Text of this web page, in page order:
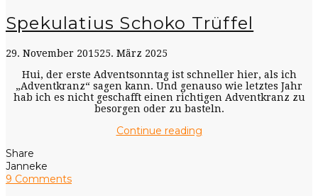
Spekulatius Schoko Trüffel
29. November 201525. März 2025
Hui, der erste Adventsonntag ist schneller hier, als ich
„Adventkranz“ sagen kann. Und genauso wie letztes Jahr
hab ich es nicht geschafft einen richtigen Adventkranz zu
besorgen oder zu basteln.
Continue reading
Share
Janneke
9 Comments